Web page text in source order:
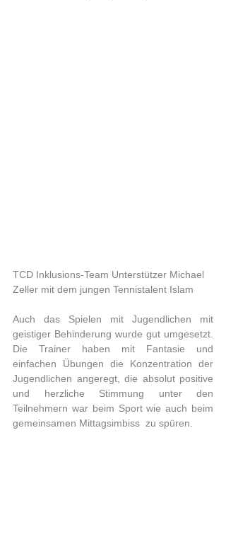
TCD Inklusions-Team Unterstützer Michael
Zeller mit dem jungen Tennistalent Islam
Auch das Spielen mit Jugendlichen mit
geistiger Behinderung wurde gut umgesetzt.
Die Trainer haben mit Fantasie und
einfachen Übungen die Konzentration der
Jugendlichen angeregt, die absolut positive
und herzliche Stimmung unter den
Teilnehmern war beim Sport wie auch beim
gemeinsamen Mittagsimbiss  zu spüren.